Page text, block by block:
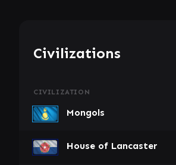
Civilizations
CIVILIZATION
Mongols
House of Lancaster